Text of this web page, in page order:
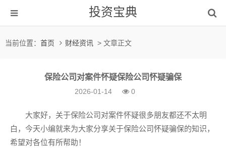
投资宝典
当前位置： 首页 财经资讯 > 文章正文
保险公司对案件怀疑保险公司怀疑骗保
2026-01-14 0
大家好，关于保险公司对案件怀疑很多朋友都还不太明
白，今天小编就来为大家分享关于保险公司怀疑骗保的知识，
希望对各位有所帮助！